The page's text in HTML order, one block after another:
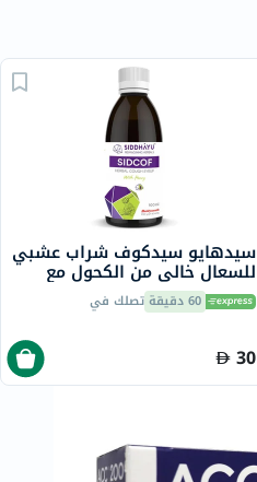
سيدهايو سيدكوف شراب عشبي
للسعال خالي من الكحول مع
العسل، 100 مل60 دقيقة تصلك في
30